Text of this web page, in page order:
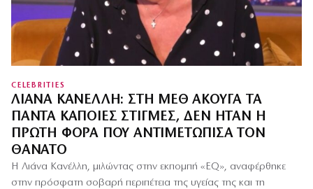
CELEBRITIES
ΛΙΆΝΑ ΚΑΝΈΛΛΗ: ΣΤΗ ΜΕΘ ΆΚΟΥΓΑ ΤΑ
ΠΆΝΤΑ ΚΆΠΟΙΕΣ ΣΤΙΓΜΈΣ, ΔΕΝ ΉΤΑΝ Η
ΠΡΏΤΗ ΦΟΡΆ ΠΟΥ ΑΝΤΙΜΕΤΏΠΙΣΑ ΤΟΝ
ΘΆΝΑΤΟ
Η Λιάνα Κανέλλη, μιλώντας στην εκπομπή «EQ», αναφέρθηκε
στην πρόσφατη σοβαρή περιπέτεια της υγείας της και τη